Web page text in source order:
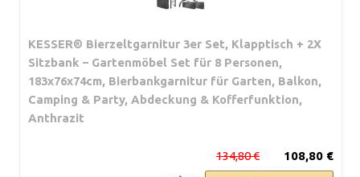
KESSER® Bierzeltgarnitur 3er Set, Klapptisch + 2X
Sitzbank – Gartenmöbel Set für 8 Personen,
183x76x74cm, Bierbankgarnitur für Garten, Balkon,
Camping & Party, Abdeckung & Kofferfunktion,
Anthrazit
108,80 €
134,80 €